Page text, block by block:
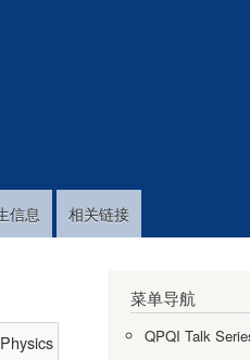
信息 相关链接
菜单导航
QPQI Talk